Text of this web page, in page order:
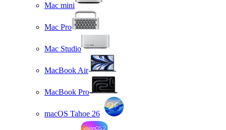
Mac mini
Mac Pro
Mac Studio
MacBook Air
MacBook Pro
macOS Tahoe 26